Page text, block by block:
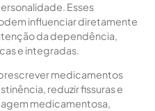
Esses
influenciar diretamente
da dependência,
e integradas.
medicamentos
reduzir fissuras e
medicamentosa,